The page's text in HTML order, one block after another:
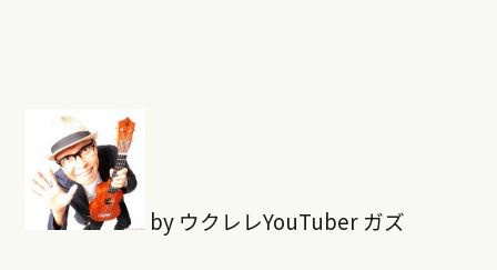
by ウクレレYouTuber ガズ